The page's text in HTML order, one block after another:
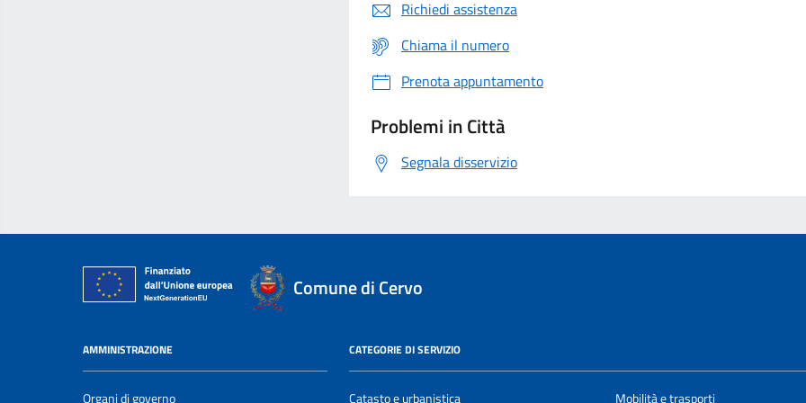
Richiedi assistenza
Chiama il numero
Prenota appuntamento
Problemi in Città
Segnala disservizio
Comune di Cervo
AMMINISTRAZIONE
Organi di governo
CATEGORIE DI SERVIZIO
Catasto e urbanistica Mobilità e trasporti